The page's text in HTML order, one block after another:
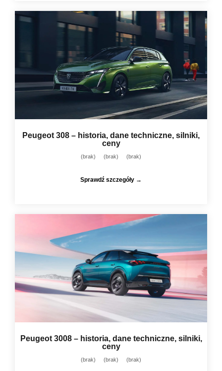
Peugeot 308 – historia, dane techniczne, silniki,
ceny
(brak) (brak) (brak)
Sprawdź szczegóły →
Peugeot 3008 – historia, dane techniczne, silniki,
ceny
(brak) (brak) (brak)